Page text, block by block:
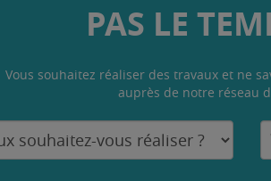
PAS LE
Vous souhaitez réaliser des travaux et ne
auprès de notre réseau